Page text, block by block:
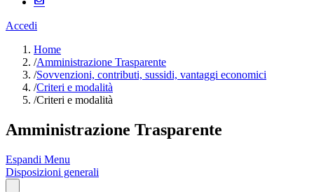
Accedi
Home
/Amministrazione Trasparente
/Sovvenzioni, contributi, sussidi, vantaggi economici
/Criteri e modalità
/Criteri e modalità
Amministrazione Trasparente
Espandi Menu
Disposizioni generali